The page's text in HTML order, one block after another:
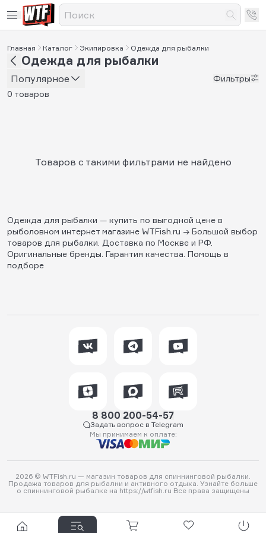
Главная Каталог Экипировка Одежда для рыбалки
Одежда для рыбалки
Популярное
Фильтры
0 товаров
Товаров с такими фильтрами не найдено
Одежда для рыбалки — купить по выгодной цене в
рыболовном интернет магазине WTFish.ru → Большой выбор
товаров для рыбалки. Доставка по Москве и РФ.
Оригинальные бренды. Гарантия качества. Помощь в
подборе
8 800 200-54-57
Задать вопрос в Telegram
Мы принимаем к оплате:
2026 © WTFish.ru — магазин товаров для спиннинговой рыбалки.
Продажа товаров для рыбалки и активного отдыха. Узнайте больше
о спиннинговой рыбалке на https://wtfish.ru Все права защищены